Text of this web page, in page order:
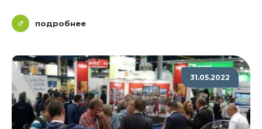
подробнее
31.05.2022